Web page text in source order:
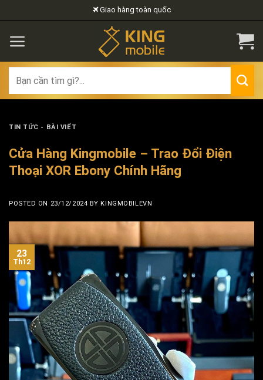
to
content
Giao hàng toàn quốc
for:
TIN TỨC - BÀI VIẾT
Cửa Hàng Kingmobile – Trao Đổi Điện
Thoại XOR Ebony Chính Hãng
POSTED ON 23/12/2024 BYKINGMOBILEVN
23
Th12